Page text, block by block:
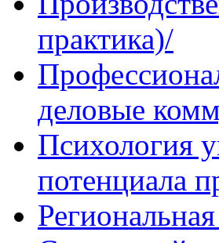
практика)/
деловые
Психология
потенциала